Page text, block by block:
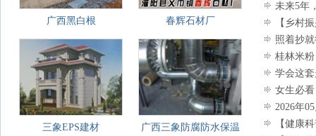
广西黑白根 春辉石材厂
三象EPS建材 广西三象防腐防水保温
未来5年
【乡村
甜蜜产业助
照着抄
好 桂林米
学会这
女生必
2026年
【健康